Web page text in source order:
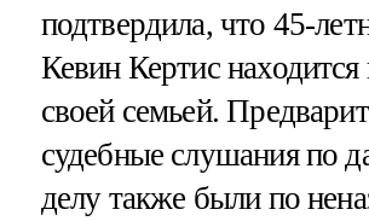
подтвердила, что 45-
Кевин Кертис находится
своей семьей.
судебные слушания по
делу также были по